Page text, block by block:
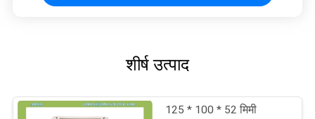
शीर्ष उत्पाद
125 * 100 * 52 मिमी